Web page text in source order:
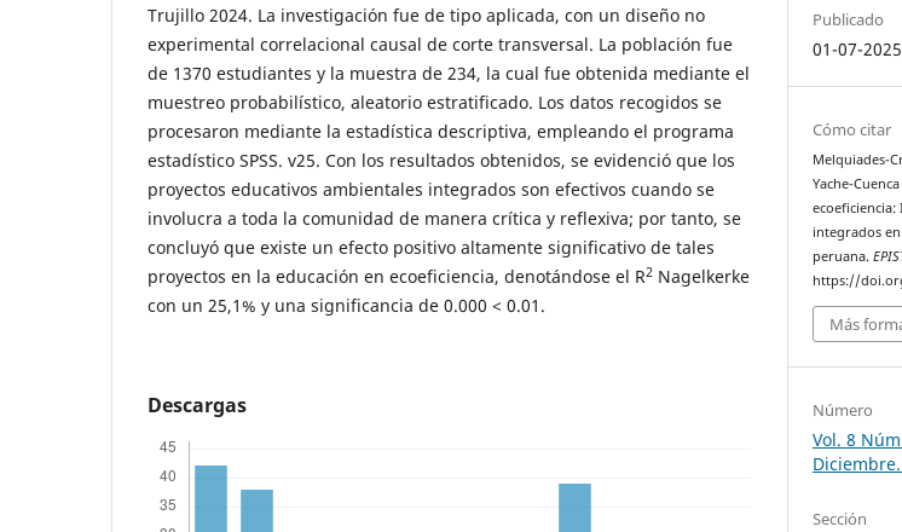
Trujillo 2024. La investigación fue de tipo aplicada, con un diseño no
experimental correlacional causal de corte transversal. La población fue
de 1370 estudiantes y la muestra de 234, la cual fue obtenida mediante el
muestreo probabilístico, aleatorio estratificado. Los datos recogidos se
procesaron mediante la estadística descriptiva, empleando el programa
estadístico SPSS. v25. Con los resultados obtenidos, se evidenció que los
proyectos educativos ambientales integrados son efectivos cuando se
involucra a toda la comunidad de manera crítica y reflexiva; por tanto, se
concluyó que existe un efecto positivo altamente significativo de tales
proyectos en la educación en ecoeficiencia, denotándose el R2 Nagelkerke
con un 25,1% y una significancia de 0.000 < 0.01.
Descargas
Publicado
01-07-2025
Cómo citar
Melquiades-
Yache-
integrados
peruana.
https://
Más
Número
Vol. 8
Sección